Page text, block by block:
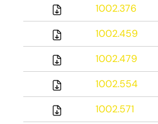
1002.376
1002.459
1002.479
1002.554
1002.571